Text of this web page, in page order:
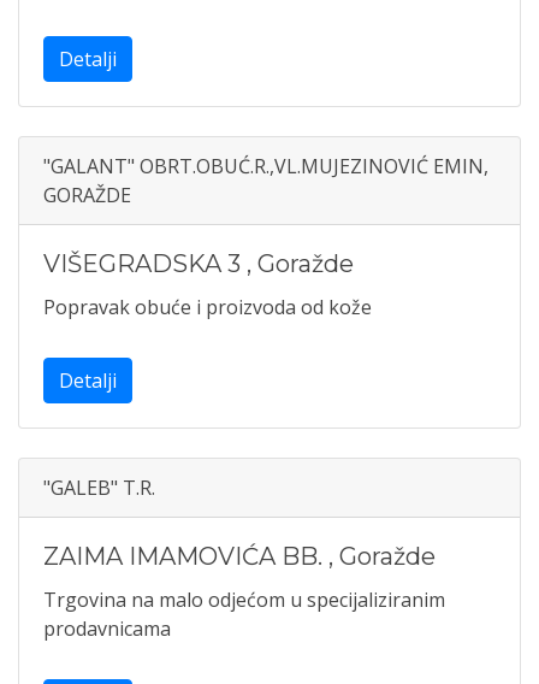
Detalji
"GALANT" OBRT.OBUĆ.R.,VL.MUJEZINOVIĆ EMIN,
GORAŽDE
VIŠEGRADSKA 3 , Goražde
Popravak obuće i proizvoda od kože
Detalji
"GALEB" T.R.
ZAIMA IMAMOVIĆA BB. , Goražde
Trgovina na malo odjećom u specijaliziranim
prodavnicama